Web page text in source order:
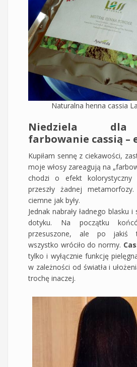
Naturalna henna cassia
Niedziela dla
farbowanie cassią –
Kupiłam sennę z ciekawości,
moje włosy zareagują na
chodzi o efekt kolorystyczny
przeszły żadnej
ciemne jak były.
Jednak nabrały ładnego blasku
dotyku. Na początku
przesuszone, ale po jakiś
wszystko wróciło do normy.
tylko i wyłącznie funkcję
w zależności od światła i
trochę inaczej.